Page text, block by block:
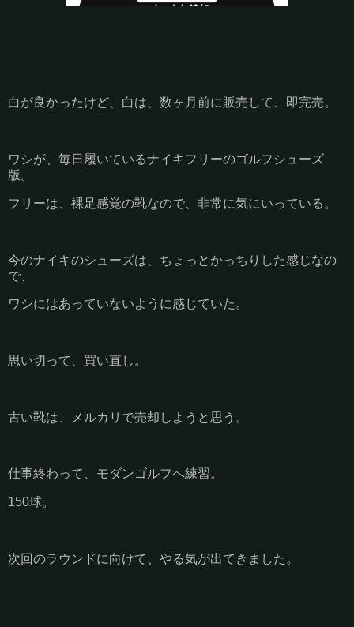
白が良かったけど、白は、数ヶ月前に販売して、即完売。
ワシが、毎日履いているナイキフリーのゴルフシューズ
版。
フリーは、裸足感覚の靴なので、非常に気にいっている。
今のナイキのシューズは、ちょっとかっちりした感じなの
で、
ワシにはあっていないように感じていた。
思い切って、買い直し。
古い靴は、メルカリで売却しようと思う。
仕事終わって、モダンゴルフへ練習。
150球。
次回のラウンドに向けて、やる気が出てきました。